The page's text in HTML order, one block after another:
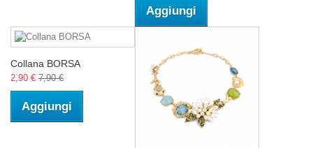
Aggiungi
Collana BORSA
2,90 € 7,90 €
Aggiungi